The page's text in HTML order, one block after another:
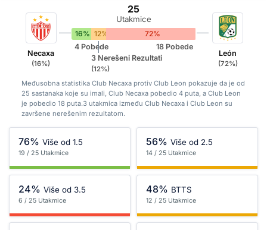
Necaxa
(16%)
25
Utakmice
16% 12%
72%
4 Pobede
3 Nerešeni Rezultati
(12%)
18 Pobede
León
(72%)
Međusobna statistika Club Necaxa protiv Club Leon pokazuje da je od
25 sastanaka koje su imali, Club Necaxa pobedio 4 puta, a Club Leon
je pobedio 18 puta.3 utakmica između Club Necaxa i Club Leon su
završene nerešenim rezultatom.
76% Više od 1.5
19 / 25 Utakmice
56% Više od 2.5
14 / 25 Utakmice
24% Više od 3.5
6 / 25 Utakmice
48% BTTS
12 / 25 Utakmice